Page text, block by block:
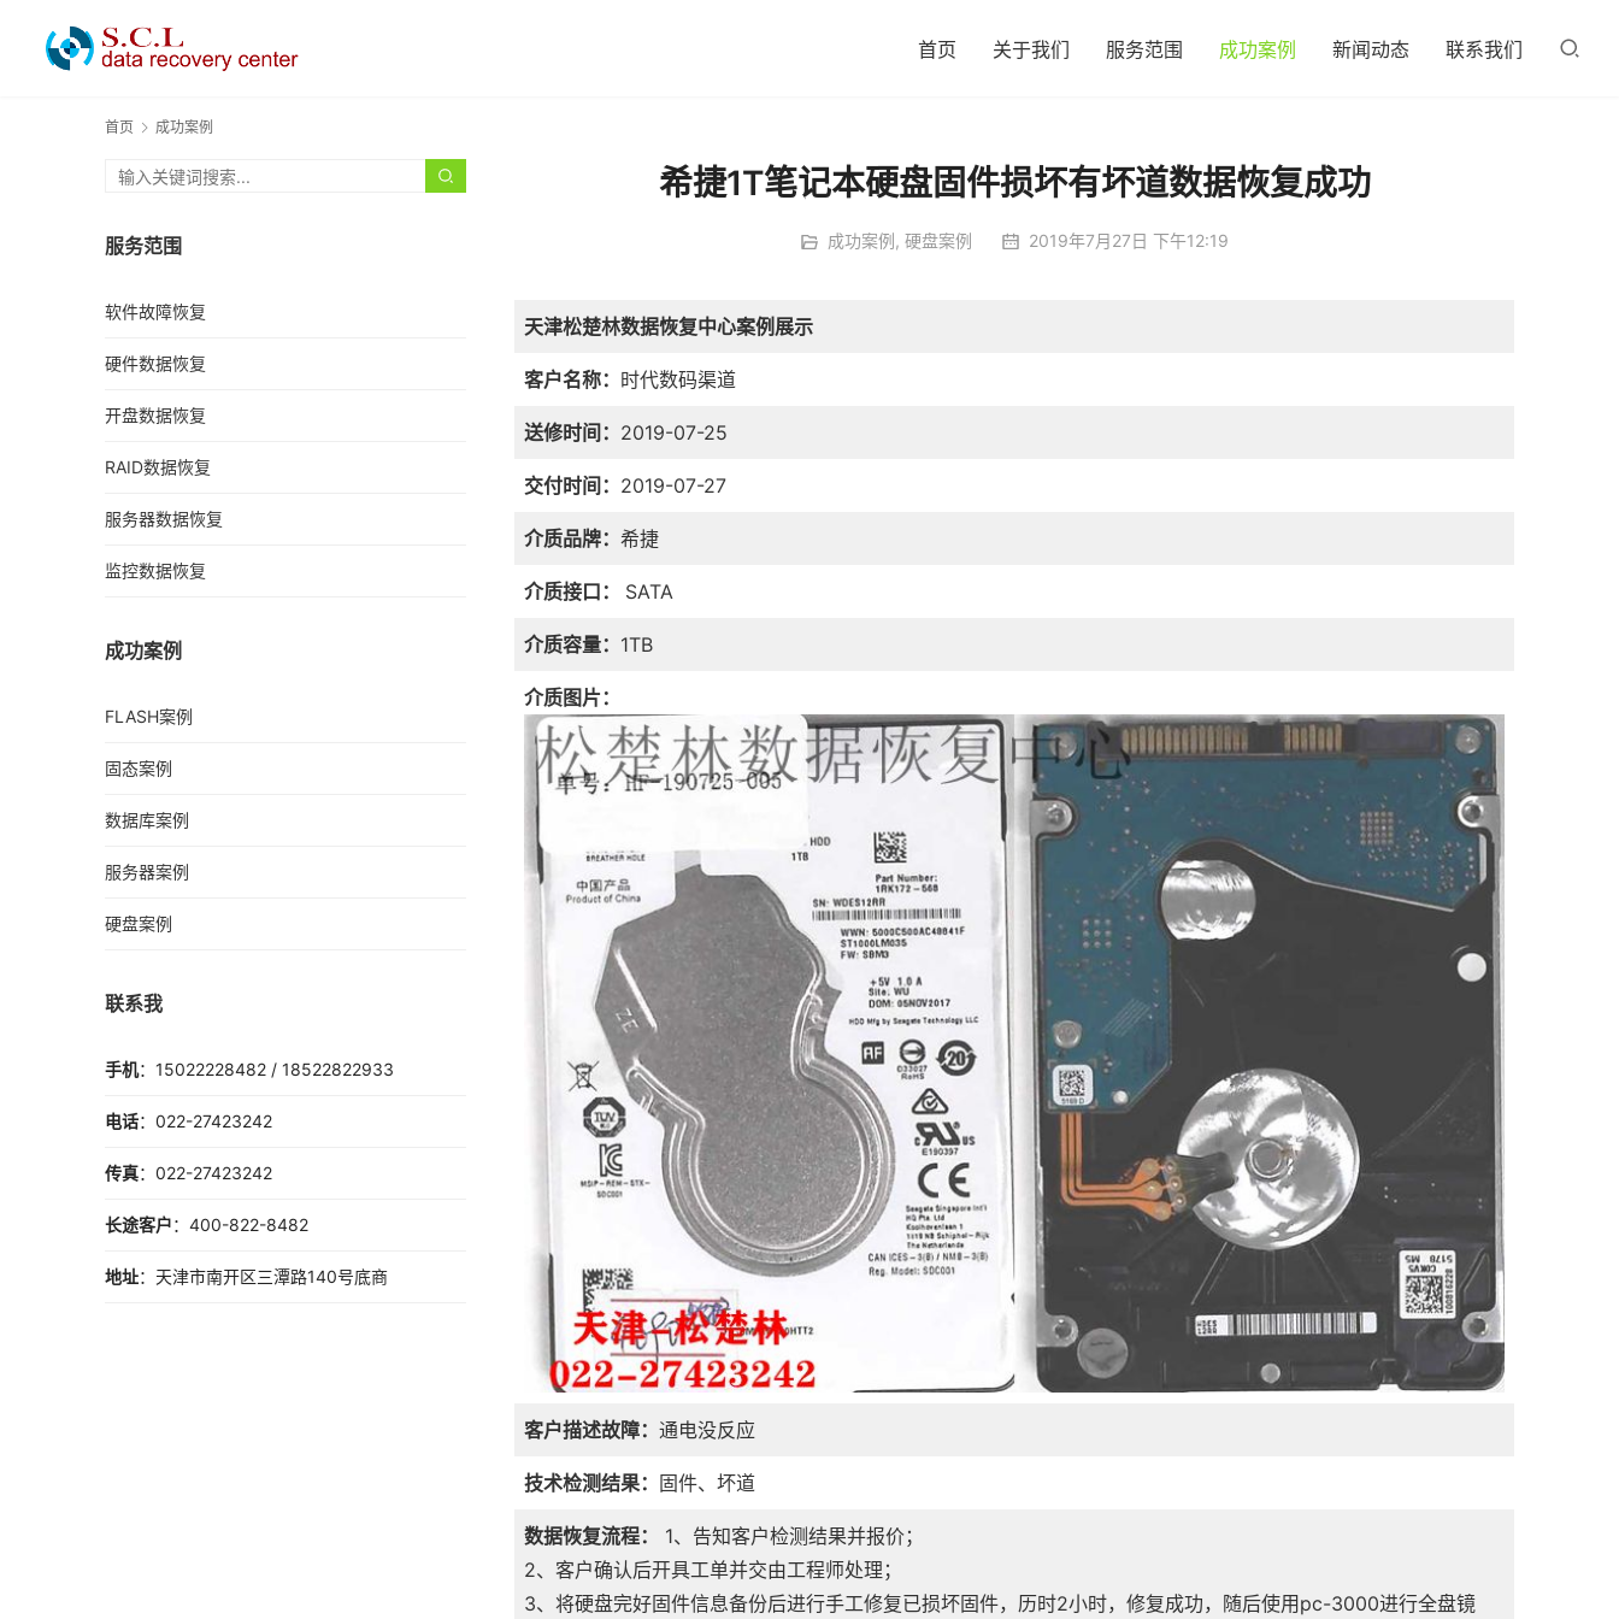
首页 关于我们 服务范围 成功案例 新闻动态 联系我们
首页 成功案例
希捷1T笔记本硬盘固件损坏有坏道数据恢复成功
成功案例 , 硬盘案例 2019年7月27日 下午12:19
天津松楚林数据恢复中心案例展示
客户名称： 时代数码渠道
送修时间： 2019-07-25
交付时间： 2019-07-27
介质品牌： 希捷
介质接口： SATA
介质容量： 1TB
介质图片：
客户描述故障： 通电没反应
技术检测结果： 固件、坏道
数据恢复流程：
1、告知客户检测结果并报价；
2、客户确认后开具工单并交由工程师处理；
3、将硬盘完好固件信息备份后进行手工修复已损坏固件，历时2小时，修复成功，随后使用pc-3000进行全盘镜
服务范围
软件故障恢复
硬件数据恢复
开盘数据恢复
RAID数据恢复
服务器数据恢复
监控数据恢复
成功案例
FLASH案例
固态案例
数据库案例
服务器案例
硬盘案例
联系我
手机：15022228482 / 18522822933
电话：022-27423242
传真：022-27423242
长途客户：400-822-8482
地址：天津市南开区三潭路140号底商